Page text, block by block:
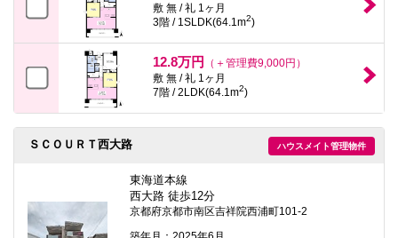
敷 無 / 礼 1ヶ月
3階 / 1SLDK(64.1m2)
12.8万円
（＋管理費9,000円）
敷 無 / 礼 1ヶ月
7階 / 2LDK(64.1m2)
ハウスメイト管理物件
ＳＣＯＵＲＴ西大路
東海道本線
西大路 徒歩12分
京都府京都市南区吉祥院西浦町101-2